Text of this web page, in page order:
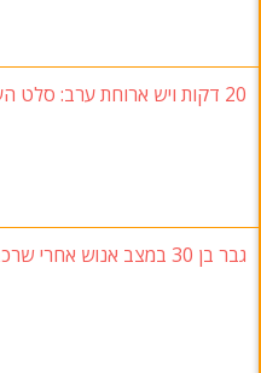
20 דקות ויש ארוחת ערב: סלט העוף המושלם למוצאי שבת
גבר בן 30 במצב אנוש אחרי שרכבו התנגש בגדר בירושלים